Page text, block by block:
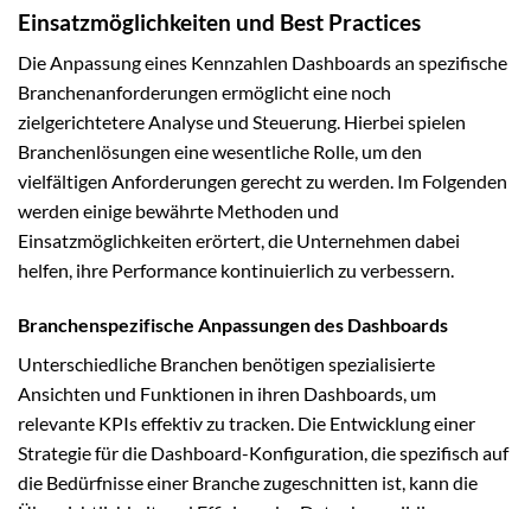
Einsatzmöglichkeiten und Best Practices
Die Anpassung eines Kennzahlen Dashboards an spezifische
Branchenanforderungen ermöglicht eine noch
zielgerichtetere Analyse und Steuerung. Hierbei spielen
Branchenlösungen eine wesentliche Rolle, um den
vielfältigen Anforderungen gerecht zu werden. Im Folgenden
werden einige bewährte Methoden und
Einsatzmöglichkeiten erörtert, die Unternehmen dabei
helfen, ihre Performance kontinuierlich zu verbessern.
Branchenspezifische Anpassungen des Dashboards
Unterschiedliche Branchen benötigen spezialisierte
Ansichten und Funktionen in ihren Dashboards, um
relevante KPIs effektiv zu tracken. Die Entwicklung einer
Strategie für die Dashboard-Konfiguration, die spezifisch auf
die Bedürfnisse einer Branche zugeschnitten ist, kann die